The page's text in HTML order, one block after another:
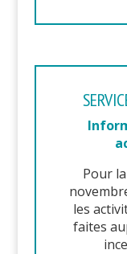
Pour
les
faites